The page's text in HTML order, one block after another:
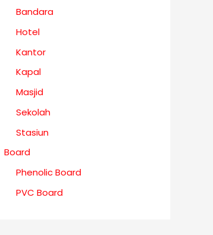
Bandara
Hotel
Kantor
Kapal
Masjid
Sekolah
Stasiun
Board
Phenolic Board
PVC Board